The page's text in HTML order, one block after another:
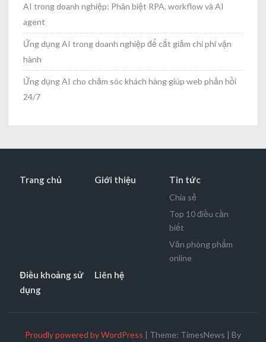
AI trong doanh nghiệp: Phân biệt RPA, workflow và AI
agent
Ứng dụng AI trong doanh nghiệp để cắt giảm chi phí vận
hành
Ứng dụng AI cho chăm sóc khách hàng giúp web phản hồi
24/7
Trang chủ Giới thiệu Tin tức
Chia sẻ
Top 10 điều cần
biết
Văn phòng phẩm
online
Điều khoảng sử
dụng
Liên hệ
Proudly powered by WordPress | Theme: TimesNews | By